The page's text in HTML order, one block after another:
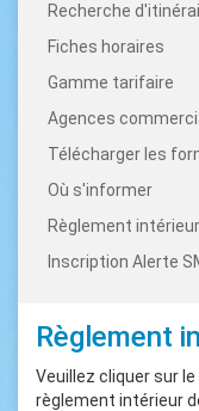
Recherche
Fiches horaires
Gamme tarifaire
Agences
Télécharger les
Où s'informer
Règlement
Inscription Alerte
Règlement
Veuillez cliquer sur
règlement intérieur